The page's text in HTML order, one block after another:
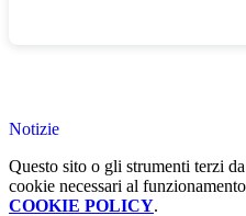
Notizie
Questo sito o gli strumenti terzi
cookie necessari al
COOKIE POLICY.